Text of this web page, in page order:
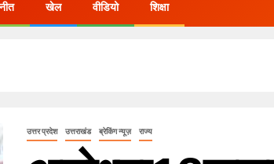
खेल वीडियो शिक्षा
उत्तर प्रदेश उत्तराखंड ब्रेकिंग न्यूज़ राज्य